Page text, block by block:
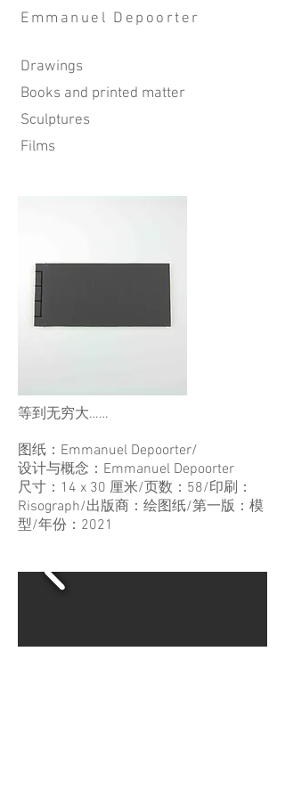
Emmanuel Depoorter
Drawings
Books and printed matter
Sculptures
Film​s
等到无穷大……
图纸：Emmanuel Depoorter/
设计与概念：Emmanuel Depoorter
尺寸：14 x 30 厘米/页数：58/印刷：
Risograph/出版商：绘图纸/第一版：模
型/年份：2021